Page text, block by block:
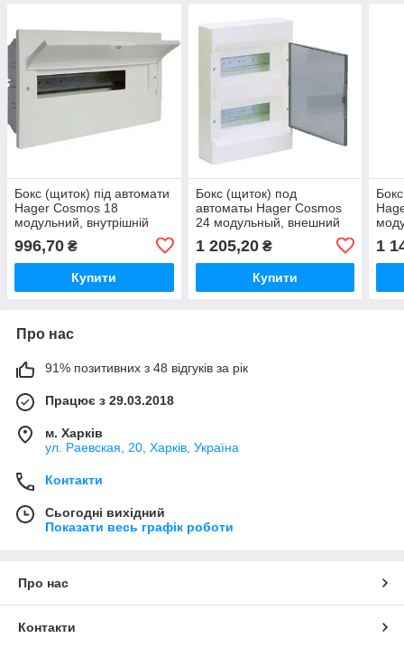
Бокс (щиток) під автомати
Hager Cosmos 18
модульний, внутрішній
дверцятами
996,70 ₴
Купити
Бокс (щиток) под
автоматы Hager Cosmos
24 модульный, внешний
дверцой
1 205,20₴
Купити
1
Про нас
91% позитивних з 48 відгуків за рік
Працює з 29.03.2018
м. Харків
ул. Раевская, 20, Харків, Україна
Контакти
Сьогодні вихідний
Показати весь графік роботи
Про нас
Контакти